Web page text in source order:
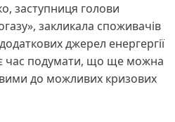
заступниця голови
закликала споживачів
джерел енергергії
час подумати, що ще можна
до можливих кризових